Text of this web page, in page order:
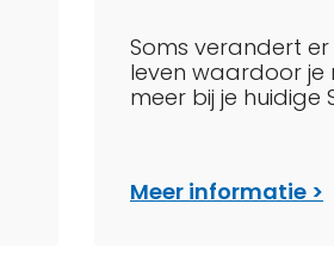
Soms verandert er
leven waardoor je
meer bij je huidige
Meer informatie